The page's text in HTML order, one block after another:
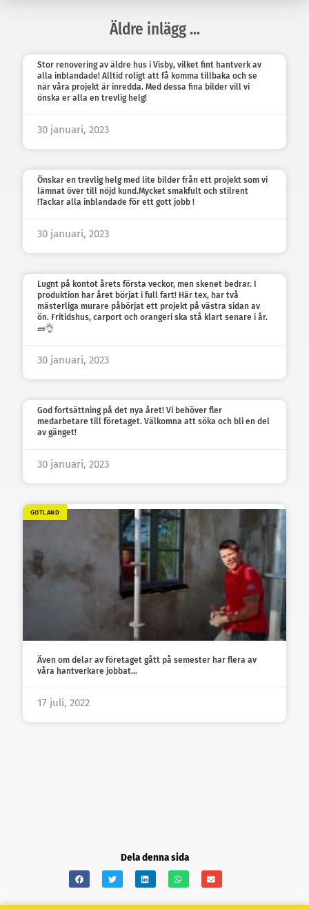
Äldre inlägg ...
Stor renovering av äldre hus i Visby, vilket fint hantverk av
alla inblandade! Alltid roligt att få komma tillbaka och se
när våra projekt är inredda. Med dessa fina bilder vill vi
önska er alla en trevlig helg!
30 januari, 2023
Önskar en trevlig helg med lite bilder från ett projekt som vi
lämnat över till nöjd kund.Mycket smakfult och stilrent
!Tackar alla inblandade för ett gott jobb !
30 januari, 2023
Lugnt på kontot årets första veckor, men skenet bedrar. I
produktion har året börjat i full fart! Här tex, har två
mästerliga murare påbörjat ett projekt på västra sidan av
ön. Fritidshus, carport och orangeri ska stå klart senare i år.
🧱👌
30 januari, 2023
God fortsättning på det nya året! Vi behöver fler
medarbetare till företaget. Välkomna att söka och bli en del
av gänget!
30 januari, 2023
GOTLAND
Även om delar av företaget gått på semester har flera av
våra hantverkare jobbat…
17 juli, 2022
Dela denna sida